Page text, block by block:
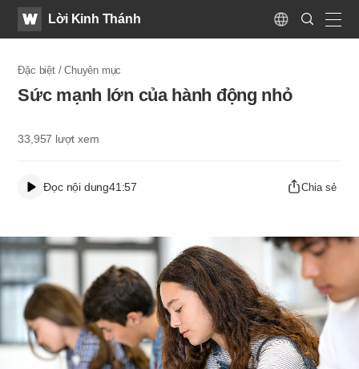
WATVLời Kinh Thánh
Language
Search
Submit
Đặc biệt / Chuyên mục
Sức mạnh lớn của hành động nhỏ
33,957 lượt xem
Đọc nội dung41:57 Chia sẻ